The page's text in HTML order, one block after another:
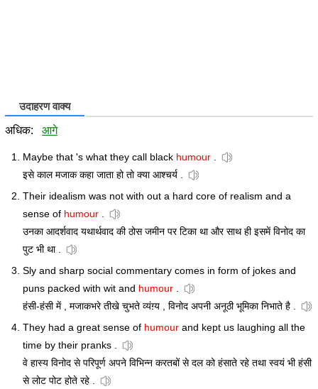
उदाहरण वाक्य
अधिक: आगे
Maybe that 's what they call black humour .
इसे काल मजाक कहा जाता हो तो क्या आश्चर्य .
Their idealism was not with out a hard core of realism and a
sense of humour .
उनका आदर्शवाद यथार्थवाद की ठोस जमीन पर टिका था और साथ ही इसमें विनोद का
पुट भी था .
Sly and sharp social commentary comes in form of jokes and
puns packed with wit and humour .
हंसी-हंसी में , मजाकभरे तीखे चुभते व्यंग़्य , विनोद अपनी अनूठी भूमिका निभाते है .
They had a great sense of humour and kept us laughing all the
time by their pranks .
वे हास्य विनोद से परिपूर्ण अपने विभिन्न करतबों से दल को हंसाते रहे तथा स्वयं भी हंसी
से लोट पोट होते रहे .